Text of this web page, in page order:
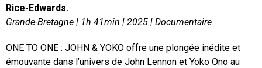
Rice-Edwards.
Grande-Bretagne | 1h 41min | 2025 | Documentaire
ONE TO ONE : JOHN & YOKO offre une plongée inédite et
émouvante dans l’univers de John Lennon et Yoko Ono au